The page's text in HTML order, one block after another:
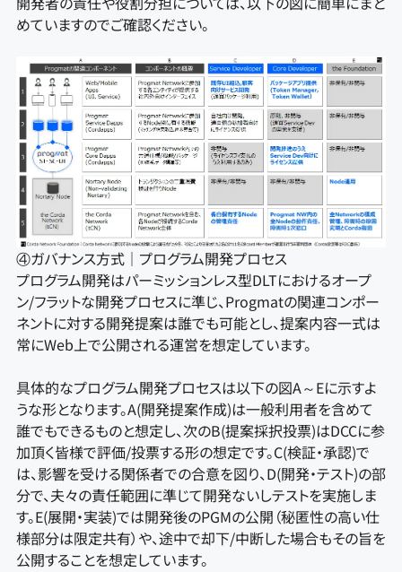
めていますのでご確認ください。
④ガバナンス方式｜プログラム開発プロセス
プログラム開発はパーミッションレス型DLTにおけるオープ
ン/フラットな開発プロセスに準じ、Progmatの関連コンポー
ネントに対する開発提案は誰でも可能とし、提案内容一式は
常にWeb上で公開される運営を想定しています。
具体的なプログラム開発プロセスは以下の図A～Eに示すよ
うな形となります。A(開発提案作成)は一般利用者を含めて
誰でもできるものと想定し、次のB(提案採択投票)はDCCに参
加頂く皆様で評価/投票する形の想定です。C(検証・承認)で
は、影響を受ける関係者での合意を図り、D(開発・テスト)の部
分で、夫々の責任範囲に準じて開発ないしテストを実施しま
す。E(展開・実装)では開発後のPGMの公開（秘匿性の高い仕
様部分は限定共有）や、途中で却下/中断した場合もその旨を
公開することを想定しています。